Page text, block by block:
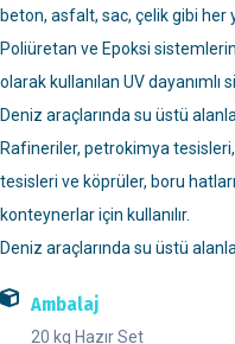
beton, asfalt, sac, çelik gibi her
Poliüretan ve Epoksi
olarak kullanılan UV dayanımlı
Deniz araçlarında su üstü
Rafineriler, petrokimya
tesisleri ve köprüler, boru
konteynerlar için kullanılır.
Deniz araçlarında su üstü
Ambalaj
20 kg Hazır Set